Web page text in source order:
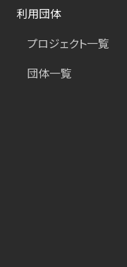
利用団体
プロジェクト一覧
団体一覧